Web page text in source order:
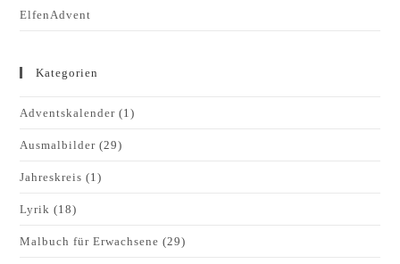
ElfenAdvent
Kategorien
Adventskalender (1)
Ausmalbilder (29)
Jahreskreis (1)
Lyrik (18)
Malbuch für Erwachsene (29)